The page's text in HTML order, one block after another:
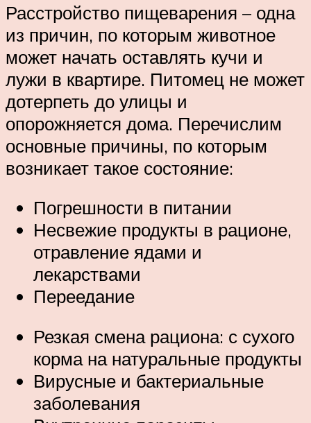
Расстройство пищеварения – одна
из причин, по которым животное
может начать оставлять кучи и
лужи в квартире. Питомец не может
дотерпеть до улицы и
опорожняется дома. Перечислим
основные причины, по которым
возникает такое состояние:
Погрешности в питании
Несвежие продукты в рационе,
отравление ядами и
лекарствами
Переедание
Резкая смена рациона: с сухого
корма на натуральные продукты
Вирусные и бактериальные
заболевания